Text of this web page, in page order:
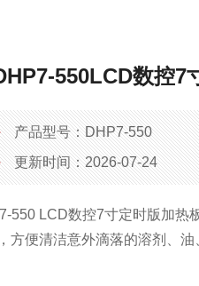
550LCD数控7
产品型号：DHP7-550
更新时间：2026-07-24
550 LCD数控7寸定时版加热
方便清洁意外滴落的溶剂、油